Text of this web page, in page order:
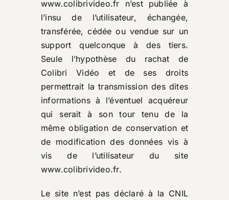
www.colibrivideo.fr n’est publiée à
l’insu de l’utilisateur, échangée,
transférée, cédée ou vendue sur un
support quelconque à des tiers.
Seule l’hypothèse du rachat de
Colibri Vidéo et de ses droits
permettrait la transmission des dites
informations à l’éventuel acquéreur
qui serait à son tour tenu de la
même obligation de conservation et
de modification des données vis à
vis de l’utilisateur du site
www.colibrivideo.fr.
Le site n’est pas déclaré à la CNIL